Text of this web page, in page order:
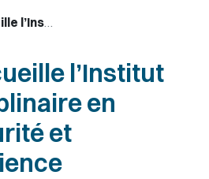
L’UQO accueille l’Institut multidisciplinaire en cybersécurité et cyberrésilience
l’Institut
en
et